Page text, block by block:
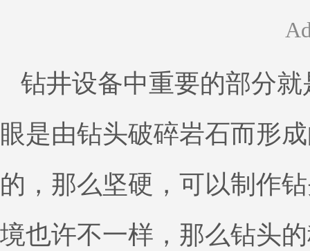
钻井设备中重要的部分
眼是由钻头破碎岩石而形
的，那么坚硬，可以制作
境也许不一样，那么钻头